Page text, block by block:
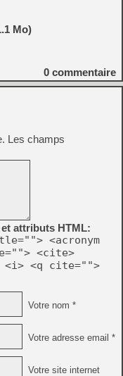
Mo)
0 commentaire
Les champs
attributs HTML:
<acronym
<cite>
<i> <q cite="">
Votre nom *
Votre adresse email *
Votre site internet